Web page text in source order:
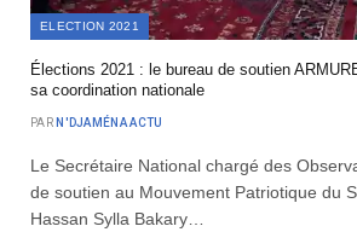
ELECTION 2021
Élections 2021 : le bureau de soutien
sa coordination nationale
PAR N'DJAMÉNA ACTU
Le Secrétaire National chargé des
de soutien au Mouvement Patriotique du
Hassan Sylla Bakary…